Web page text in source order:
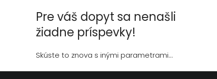
Pre váš dopyt sa nenašli
žiadne príspevky!
Skúste to znova s inými parametrami...